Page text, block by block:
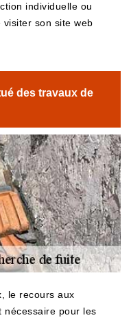
individuelle ou
visiter son site web
des travaux de
le recours aux
nécessaire pour les